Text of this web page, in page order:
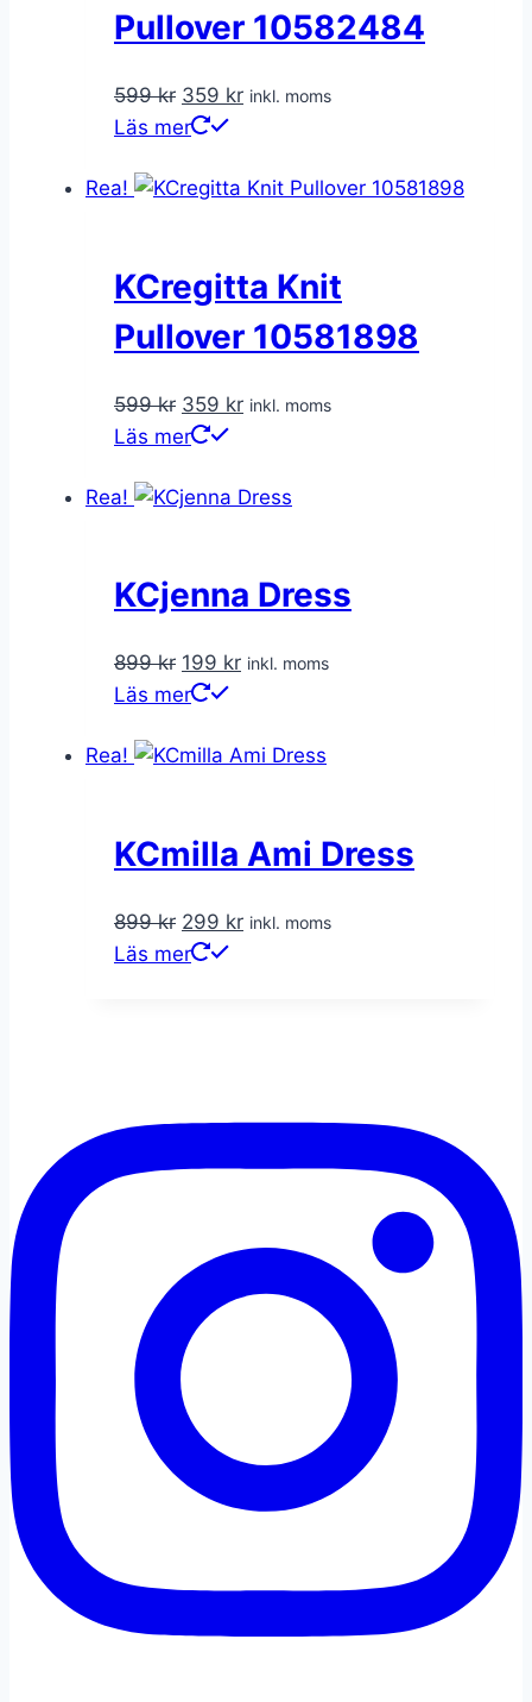
Pullover 10582484
599kr Det
ursprungliga
var:
359 krDet
är:
inkl. moms
Läs mer
Rea!
KCregitta Knit
Pullover 10581898
599kr Det
ursprungliga
var:
359 krDet
är:
inkl. moms
Läs mer
Rea!
KCjenna Dress
899kr Det
ursprungliga
var:
199 krDet
är:
inkl. moms
Läs mer
Rea!
KCmilla Ami Dress
899kr Det
ursprungliga
299 krDet
inkl. moms
Läs mer